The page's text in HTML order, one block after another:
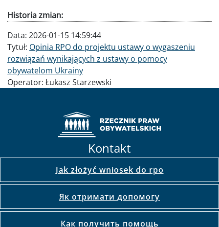
Historia zmian:
Data: 2026-01-15 14:59:44
Tytuł: Opinia RPO do projektu ustawy o wygaszeniu
rozwiązań wynikających z ustawy o pomocy
obywatelom Ukrainy
Operator: Łukasz Starzewski
Kontakt
Jak złożyć wniosek do rpo
Як отримати допомогу
Как получить помощь